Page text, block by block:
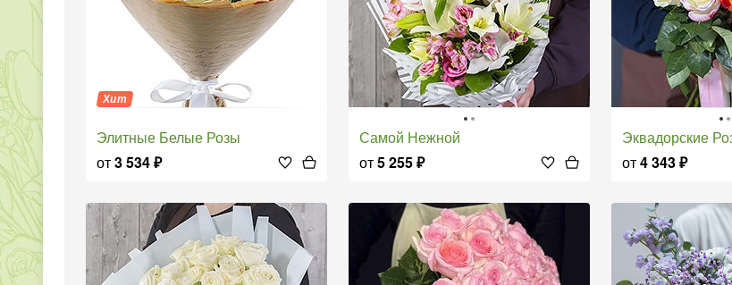
Хит
Элитные Белые Розы
от3 534₽
Самой Нежной
от5 255₽
Эквадорские
от4 343₽